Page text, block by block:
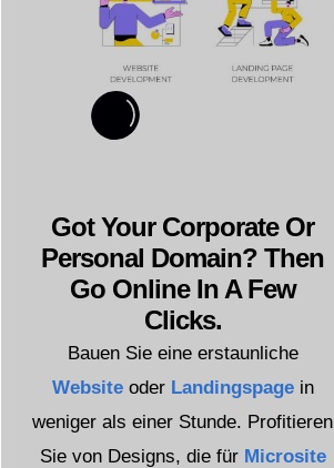
Got Your Corporate Or
Personal Domain? Then
Go Online In A Few
Clicks.
Bauen Sie eine erstaunliche
Websiteoder Landingspagein
weniger als einer Stunde. Profitieren
Sie von Designs, die für Microsite